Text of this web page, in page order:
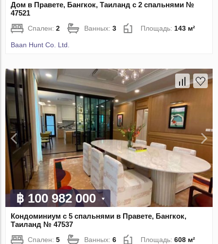
Дом в Правете, Бангкок, Таиланд с 2 спальнями №
47521
Спален:2 Ванных:3 Площадь: 143 м²
Baan Hunt Co. Ltd.
฿ 100 982 000
Кондоминиум с 5 спальнями в Правете, Бангкок,
Таиланд № 47537
Спален:5 Ванных:6 Площадь:608 м²